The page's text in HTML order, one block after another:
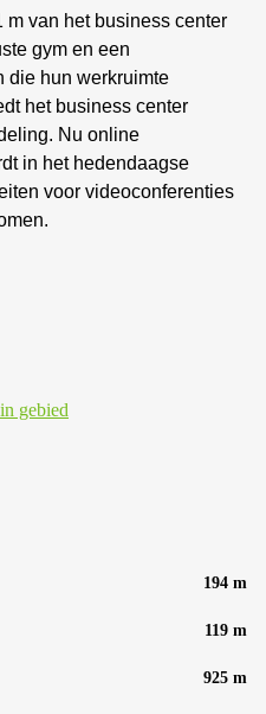
m van het business center
gym en een
die hun werkruimte
het business center
Nu online
in het hedendaagse
voor videoconferenties
gebied
194 m
119 m
925 m